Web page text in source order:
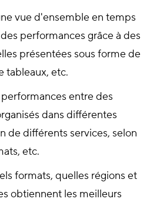
vue d'ensemble en temps
performances grâce à des
présentées sous forme de
tableaux, etc.
entre des
dans différentes
de différents services, selon
etc.
formats, quelles régions et
obtiennent les meilleurs